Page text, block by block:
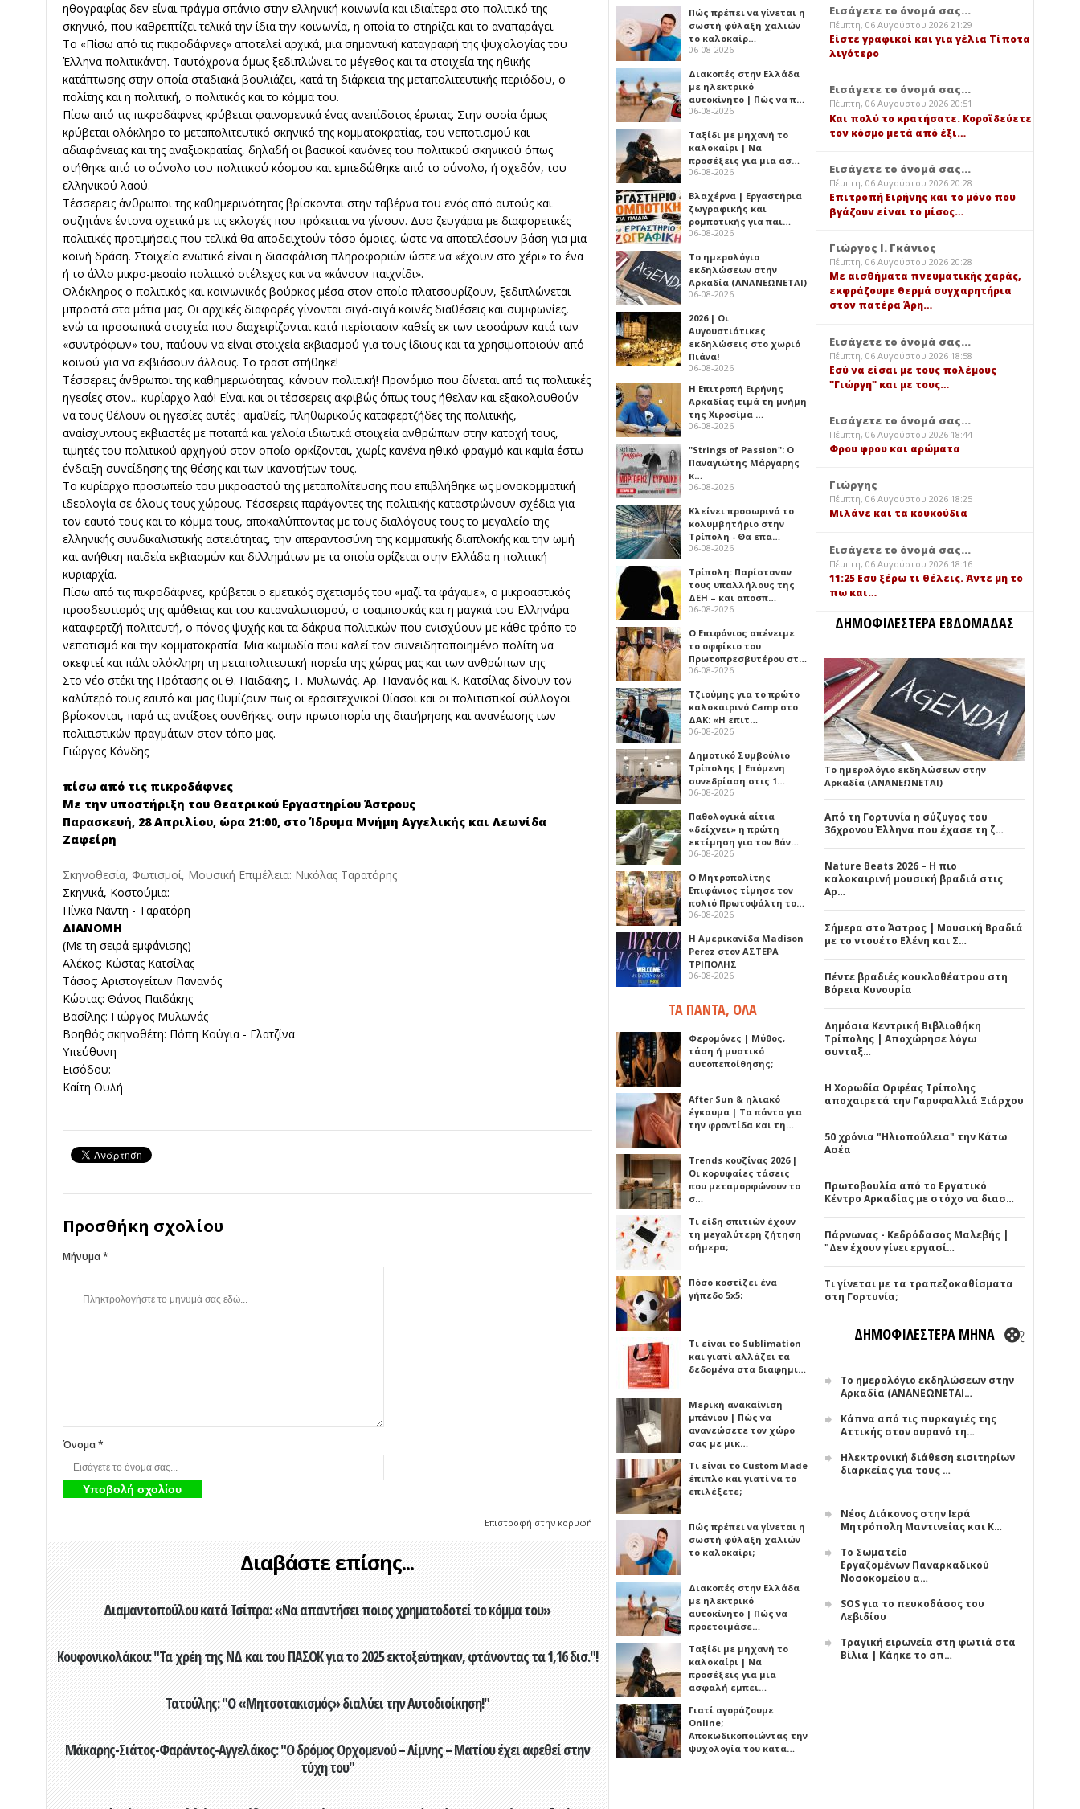
ηθογραφίας δεν είναι πράγμα σπάνιο στην ελληνική κοινωνία και ιδιαίτερα στο πολιτικό της
σκηνικό, που καθρεπτίζει τελικά την ίδια την κοινωνία, η οποία το στηρίζει και το αναπαράγει.
Το «Πίσω από τις πικροδάφνες» αποτελεί αρχικά, μια σημαντική καταγραφή της ψυχολογίας του
Έλληνα πολιτικάντη. Ταυτόχρονα όμως ξεδιπλώνει το μέγεθος και τα στοιχεία της ηθικής
κατάπτωσης στην οποία σταδιακά βουλιάζει, κατά τη διάρκεια της μεταπολιτευτικής περιόδου, ο
πολίτης και η πολιτική, ο πολιτικός και το κόμμα του.
Πίσω από τις πικροδάφνες κρύβεται φαινομενικά ένας ανεπίδοτος έρωτας. Στην ουσία όμως
κρύβεται ολόκληρο το μεταπολιτευτικό σκηνικό της κομματοκρατίας, του νεποτισμού και
αδιαφάνειας και της αναξιοκρατίας, δηλαδή οι βασικοί κανόνες του πολιτικού σκηνικού όπως
στήθηκε από το σύνολο του πολιτικού κόσμου και εμπεδώθηκε από το σύνολο, ή σχεδόν, του
ελληνικού λαού.
Τέσσερεις άνθρωποι της καθημερινότητας βρίσκονται στην ταβέρνα του ενός από αυτούς και
συζητάνε έντονα σχετικά με τις εκλογές που πρόκειται να γίνουν. Δυο ζευγάρια με διαφορετικές
πολιτικές προτιμήσεις που τελικά θα αποδειχτούν τόσο όμοιες, ώστε να αποτελέσουν βάση για μια
κοινή δράση. Στοιχείο ενωτικό είναι η διασφάλιση πληροφοριών ώστε να «έχουν στο χέρι» το ένα
ή το άλλο μικρο-μεσαίο πολιτικό στέλεχος και να «κάνουν παιχνίδι».
Ολόκληρος ο πολιτικός και κοινωνικός βούρκος μέσα στον οποίο πλατσουρίζουν, ξεδιπλώνεται
μπροστά στα μάτια μας. Οι αρχικές διαφορές γίνονται σιγά-σιγά κοινές διαθέσεις και συμφωνίες,
ενώ τα προσωπικά στοιχεία που διαχειρίζονται κατά περίστασιν καθείς εκ των τεσσάρων κατά των
«συντρόφων» του, παύουν να είναι στοιχεία εκβιασμού για τους ίδιους και τα χρησιμοποιούν από
κοινού για να εκβιάσουν άλλους. Το τραστ στήθηκε!
Τέσσερεις άνθρωποι της καθημερινότητας, κάνουν πολιτική! Προνόμιο που δίνεται από τις πολιτικές
ηγεσίες στον... κυρίαρχο λαό! Είναι και οι τέσσερεις ακριβώς όπως τους ήθελαν και εξακολουθούν
να τους θέλουν οι ηγεσίες αυτές : αμαθείς, πληθωρικούς καταφερτζήδες της πολιτικής,
αναίσχυντους εκβιαστές με ποταπά και γελοία ιδιωτικά στοιχεία ανθρώπων στην κατοχή τους,
τιμητές του πολιτικού αρχηγού στον οποίο ορκίζονται, χωρίς κανένα ηθικό φραγμό και καμία έστω
ένδειξη συνείδησης της θέσης και των ικανοτήτων τους.
Το κυρίαρχο προσωπείο του μικροαστού της μεταπολίτευσης που επιβλήθηκε ως μονοκομματική
ιδεολογία σε όλους τους χώρους. Τέσσερεις παράγοντες της πολιτικής καταστρώνουν σχέδια για
τον εαυτό τους και το κόμμα τους, αποκαλύπτοντας με τους διαλόγους τους το μεγαλείο της
ελληνικής συνδικαλιστικής αστειότητας, την απεραντοσύνη της κομματικής διαπλοκής και την ωμή
και ανήθικη παιδεία εκβιασμών και διλλημάτων με τα οποία ορίζεται στην Ελλάδα η πολιτική
κυριαρχία.
Πίσω από τις πικροδάφνες, κρύβεται ο εμετικός σχετισμός του «μαζί τα φάγαμε», ο μικροαστικός
προοδευτισμός της αμάθειας και του καταναλωτισμού, ο τσαμπουκάς και η μαγκιά του Ελληνάρα
καταφερτζή πολιτευτή, ο πόνος ψυχής και τα δάκρυα πολιτικών που ενισχύουν με κάθε τρόπο το
νεποτισμό και την κομματοκρατία. Μια κωμωδία που καλεί τον συνειδητοποιημένο πολίτη να
σκεφτεί και πάλι ολόκληρη τη μεταπολιτευτική πορεία της χώρας μας και των ανθρώπων της.
Στο νέο στέκι της Πρότασης οι Θ. Παιδάκης, Γ. Μυλωνάς, Αρ. Πανανός και Κ. Κατσίλας δίνουν τον
καλύτερό τους εαυτό και μας θυμίζουν πως οι ερασιτεχνικοί θίασοι και οι πολιτιστικοί σύλλογοι
βρίσκονται, παρά τις αντίξοες συνθήκες, στην πρωτοπορία της διατήρησης και ανανέωσης των
πολιτιστικών πραγμάτων στον τόπο μας.
Γιώργος Κόνδης
πίσω από τις πικροδάφνες
Με την υποστήριξη του Θεατρικού Εργαστηρίου Άστρους
Παρασκευή, 28 Απριλίου, ώρα 21:00, στο Ίδρυμα Μνήμη Αγγελικής και Λεωνίδα
Ζαφείρη
Σκηνοθεσία, Φωτισμοί, Μουσική Επιμέλεια: Νικόλας Ταρατόρης
Σκηνικά, Κοστούμια:
Πίνκα Νάντη - Ταρατόρη
ΔΙΑΝΟΜΗ
(Με τη σειρά εμφάνισης)
Αλέκος: Κώστας Κατσίλας
Τάσος: Αριστογείτων Πανανός
Κώστας: Θάνος Παιδάκης
Βασίλης: Γιώργος Μυλωνάς
Βοηθός σκηνοθέτη: Πόπη Κούγια - Γλατζίνα
Υπεύθυνη
Εισόδου:
Καίτη Ουλή
Προσθήκη σχολίου
Μήνυμα *
Όνομα *
Επιστροφή στην κορυφή
Διαβάστε επίσης...
Διαμαντοπούλου κατά Τσίπρα: «Να απαντήσει ποιος χρηματοδοτεί το κόμμα του»
Κουφονικολάκου: "Τα χρέη της ΝΔ και του ΠΑΣΟΚ για το 2025 εκτοξεύτηκαν, φτάνοντας τα 1,16 δισ."!
Τατούλης: "Ο «Μητσοτακισμός» διαλύει την Αυτοδιοίκηση!"
Μάκαρης-Σιάτος-Φαράντος-Αγγελάκος: "Ο δρόμος Ορχομενού – Λίμνης – Ματίου έχει αφεθεί στην
τύχη του"
Πώς πρέπει να γίνεται η
σωστή φύλαξη χαλιών
το καλοκαίρ…
06-08-2026
Διακοπές στην Ελλάδα
με ηλεκτρικό
αυτοκίνητο | Πώς να π…
06-08-2026
Ταξίδι με μηχανή το
καλοκαίρι | Να
προσέξεις για μια ασ…
06-08-2026
Βλαχέρνα | Εργαστήρια
ζωγραφικής και
ρομποτικής για παι…
06-08-2026
Το ημερολόγιο
εκδηλώσεων στην
Αρκαδία (ΑΝΑΝΕΩΝΕΤΑΙ)
06-08-2026
2026 | Οι
Αυγουστιάτικες
εκδηλώσεις στο χωριό
Πιάνα!
06-08-2026
Η Επιτροπή Ειρήνης
Αρκαδίας τιμά τη μνήμη
της Χιροσίμα …
06-08-2026
"Strings of Passion": Ο
Παναγιώτης Μάργαρης
κ…
06-08-2026
Κλείνει προσωρινά το
κολυμβητήριο στην
Τρίπολη - Θα επα…
06-08-2026
Τρίπολη: Παρίσταναν
τους υπαλλήλους της
ΔΕΗ – και αποσπ…
06-08-2026
Ο Επιφάνιος απένειμε
το οφφίκιο του
Πρωτοπρεσβυτέρου στ…
06-08-2026
Τζιούμης για το πρώτο
καλοκαιρινό Camp στο
ΔΑΚ: «Η επιτ…
06-08-2026
Δημοτικό Συμβούλιο
Τρίπολης | Επόμενη
συνεδρίαση στις 1…
06-08-2026
Παθολογικά αίτια
«δείχνει» η πρώτη
εκτίμηση για τον θάν…
06-08-2026
Ο Μητροπολίτης
Επιφάνιος τίμησε τον
πολιό Πρωτοψάλτη το…
06-08-2026
Η Αμερικανίδα Madison
Perez στον ΑΣΤΕΡΑ
ΤΡΙΠΟΛΗΣ
06-08-2026
ΤΑ ΠΑΝΤΑ, ΟΛΑ
Φερομόνες | Μύθος,
τάση ή μυστικό
αυτοπεποίθησης;
After Sun & ηλιακό
έγκαυμα | Τα πάντα για
την φροντίδα και τη…
Trends κουζίνας 2026 |
Οι κορυφαίες τάσεις
που μεταμορφώνουν το
σ…
Τι είδη σπιτιών έχουν
τη μεγαλύτερη ζήτηση
σήμερα;
Πόσο κοστίζει ένα
γήπεδο 5x5;
Τι είναι το Sublimation
και γιατί αλλάζει τα
δεδομένα στα διαφημι…
Μερική ανακαίνιση
μπάνιου | Πώς να
ανανεώσετε τον χώρο
σας με μικ…
Τι είναι το Custom Made
έπιπλο και γιατί να το
επιλέξετε;
Πώς πρέπει να γίνεται η
σωστή φύλαξη χαλιών
το καλοκαίρι;
Διακοπές στην Ελλάδα
με ηλεκτρικό
αυτοκίνητο | Πώς να
προετοιμάσε…
Ταξίδι με μηχανή το
καλοκαίρι | Να
προσέξεις για μια
ασφαλή εμπει…
Γιατί αγοράζουμε
Online;
Αποκωδικοποιώντας την
ψυχολογία του κατα…
Εισάγετε το όνομά σας...
Πέμπτη, 06 Αυγούστου 2026 21:29
Είστε γραφικοί και για γέλια Τίποτα
λιγότερο
Εισάγετε το όνομά σας...
Πέμπτη, 06 Αυγούστου 2026 20:51
Και πολύ το κρατήσατε. Κοροϊδεύετε
τον κόσμο μετά από έξι…
Εισάγετε το όνομά σας...
Πέμπτη, 06 Αυγούστου 2026 20:28
Επιτροπή Ειρήνης και το μόνο που
βγάζουν είναι το μίσος…
Γιώργος Ι. Γκάνιος
Πέμπτη, 06 Αυγούστου 2026 20:28
Με αισθήματα πνευματικής χαράς,
εκφράζουμε θερμά συγχαρητήρια
στον πατέρα Άρη…
Εισάγετε το όνομά σας...
Πέμπτη, 06 Αυγούστου 2026 18:58
Εσύ να είσαι με τους πολέμους
"Γιώργη" και με τους…
Εισάγετε το όνομά σας...
Πέμπτη, 06 Αυγούστου 2026 18:44
Φρου φρου και αρώματα
Γιώργης
Πέμπτη, 06 Αυγούστου 2026 18:25
Μιλάνε και τα κουκούδια
Εισάγετε το όνομά σας...
Πέμπτη, 06 Αυγούστου 2026 18:16
11:25 Εσυ ξέρω τι θέλεις. Άντε μη το
πω και…
ΔΗΜΟΦΙΛΕΣΤΕΡΑ ΕΒΔΟΜΑΔΑΣ
Το ημερολόγιο εκδηλώσεων στην
Αρκαδία (ΑΝΑΝΕΩΝΕΤΑΙ)
Από τη Γορτυνία η σύζυγος του
36χρονου Έλληνα που έχασε τη ζ…
Nature Beats 2026 – Η πιο
καλοκαιρινή μουσική βραδιά στις
Αρ…
Σήμερα στο Άστρος | Μουσική Βραδιά
με το ντουέτο Ελένη και Σ…
Πέντε βραδιές κουκλοθέατρου στη
Βόρεια Κυνουρία
Δημόσια Κεντρική Βιβλιοθήκη
Τρίπολης | Αποχώρησε λόγω
συνταξ…
Η Χορωδία Ορφέας Τρίπολης
αποχαιρετά την Γαρυφαλλιά Ξιάρχου
50 χρόνια "Ηλιοπούλεια" την Κάτω
Ασέα
Πρωτοβουλία από το Εργατικό
Κέντρο Αρκαδίας με στόχο να διασ…
Πάρνωνας - Κεδρόδασος Μαλεβής |
"Δεν έχουν γίνει εργασί…
Τι γίνεται με τα τραπεζοκαθίσματα
στη Γορτυνία;
ΔΗΜΟΦΙΛΕΣΤΕΡΑ ΜΗΝΑ
Το ημερολόγιο εκδηλώσεων στην
Αρκαδία (ΑΝΑΝΕΩΝΕΤΑΙ…
Κάπνα από τις πυρκαγιές της
Αττικής στον ουρανό τη…
Ηλεκτρονική διάθεση εισιτηρίων
διαρκείας για τους …
Νέος Διάκονος στην Ιερά
Μητρόπολη Μαντινείας και Κ…
Το Σωματείο
Εργαζομένων Παναρκαδικού
Νοσοκομείου α…
SOS για το πευκοδάσος του
Λεβιδίου
Τραγική ειρωνεία στη φωτιά στα
Βίλια | Κάηκε το σπ…